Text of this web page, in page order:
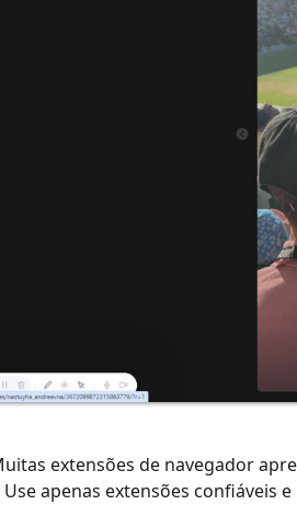
extensões de navegador
Use apenas extensões confiáveis